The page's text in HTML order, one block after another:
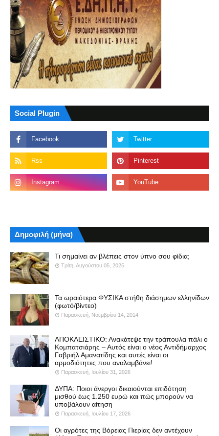
Social Plugin
Δημοφιλή (μήνα)
Τι σημαίνει αν βλέπεις στον ύπνο σου φίδια;
Τρίτη, Αυγούστου 05, 2025
Τα ωραιότερα ΦΥΣΙΚΑ στήθη διάσημων ελληνίδων
(φωτό/βίντεο)
Παρασκευή, Νοεμβρίου 14, 2014
ΑΠΟΚΛΕΙΣΤΙΚΟ: Ανακάτεψε την τράπουλα πάλι ο
Κομπατσιάρης – Αυτός είναι ο νέος Αντιδήμαρχος
Γαβριήλ Αμανατίδης και αυτές είναι οι
αρμοδιότητες που αναλαμβάνει!
Παρασκευή, Ιουλίου 31, 2026
ΔΥΠΑ: Ποιοι άνεργοι δικαιούνται επιδότηση
μισθού έως 1.250 ευρώ και πώς μπορούν να
υποβάλουν αίτηση
Παρασκευή, Ιουλίου 17, 2026
Οι αγρότες της Βόρειας Πιερίας δεν αντέχουν